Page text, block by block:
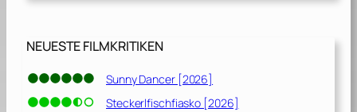
NEUESTE FILMKRITIKEN
Sunny Dancer [2026]
Steckerlfischfiasko [2026]